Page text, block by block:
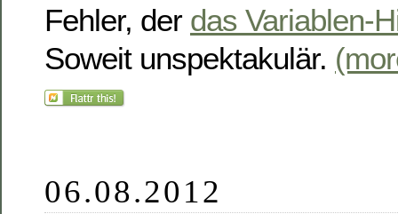
Fehler, der das Variablen-
Soweit unspektakulär.
06.08.2012